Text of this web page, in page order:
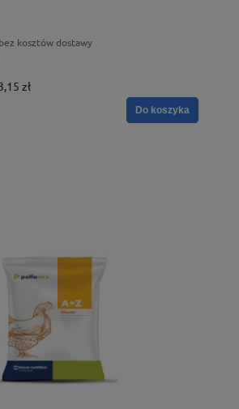
kosztów dostawy
zł
Do koszyka